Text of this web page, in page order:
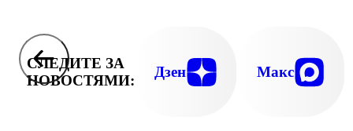
СЛЕДИТЕ ЗА
НОВОСТЯМИ:
Дзен Макс